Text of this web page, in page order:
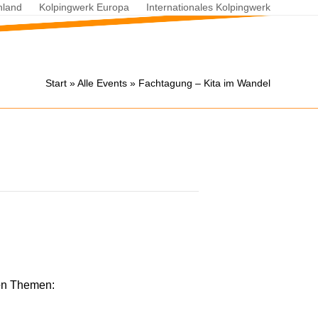
Kolpingwerk Europa Internationales Kolpingwerk
Start»Alle Events» Fachtagung – Kita im Wandel
Themen: